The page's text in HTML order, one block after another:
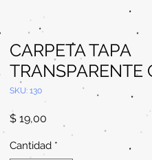
CARPETA TAPA
TRANSPARENTE
SKU: 130
$ 19,00
Cantidad *